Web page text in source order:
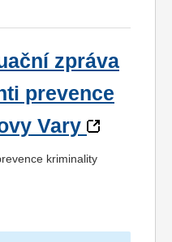
zpráva
prevence
Vary
kriminality